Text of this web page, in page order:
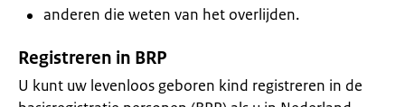
anderen die weten van het overlijden.
Registreren in BRP
U kunt uw levenloos geboren kind registreren in de